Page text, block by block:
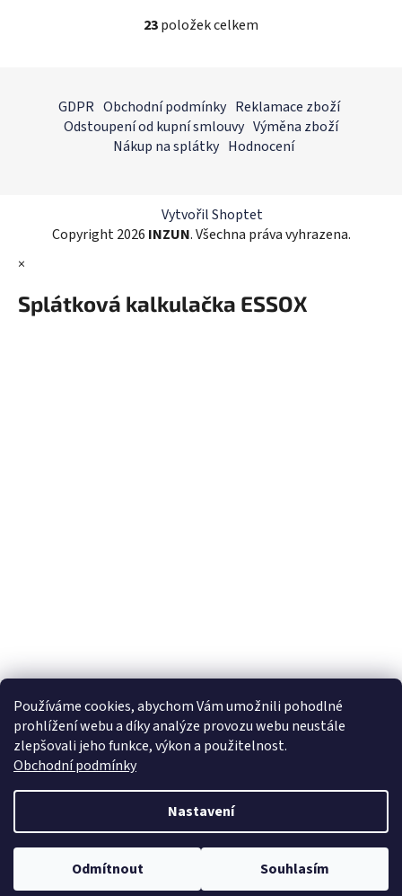
Používáme cookies, abychom Vám umožnili pohodlné
prohlížení webu a díky analýze provozu webu neustále
zlepšovali jeho funkce, výkon a použitelnost.
Obchodní podmínky
Nastavení
Odmítnout Souhlasím
O
d
a
c
r
v
v
ý
23položek celkem
GDPR Obchodní podmínky Reklamace zboží
Odstoupení od kupní smlouvy Výměna zboží
Nákup na splátky Hodnocení
Vytvořil Shoptet
Copyright 2026 INZUN. Všechna práva vyhrazena.
×
Splátková kalkulačka ESSOX